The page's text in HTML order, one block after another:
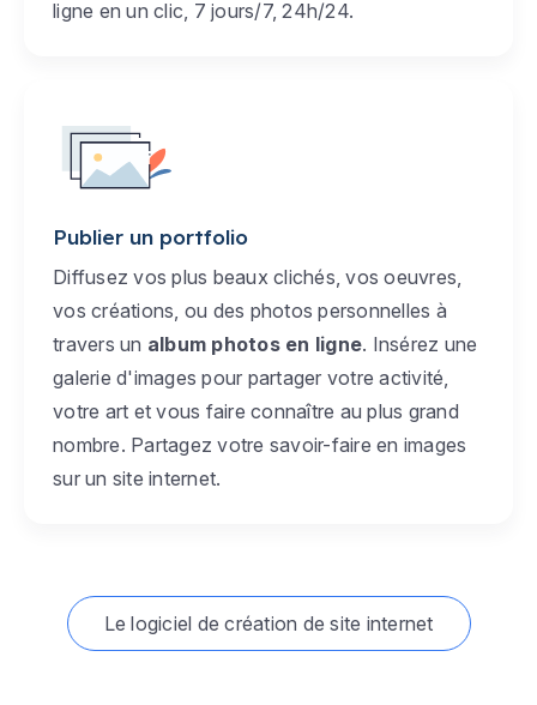
ligne en un clic, 7 jours/7, 24h/24.
Publier un portfolio
Diffusez vos plus beaux clichés, vos oeuvres,
vos créations, ou des photos personnelles à
travers un album photos en ligne. Insérez une
galerie d'images pour partager votre activité,
votre art et vous faire connaître au plus grand
nombre. Partagez votre savoir-faire en images
sur un site internet.
Le logiciel de création de site internet